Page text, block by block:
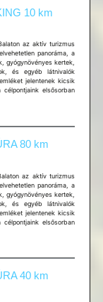
10 km
az aktív turizmus
panoráma, a
gyógynövényes kertek,
és egyéb látnivalók
jelentenek kicsik
elsősorban
80 km
az aktív turizmus
panoráma, a
gyógynövényes kertek,
és egyéb látnivalók
jelentenek kicsik
elsősorban
40 km